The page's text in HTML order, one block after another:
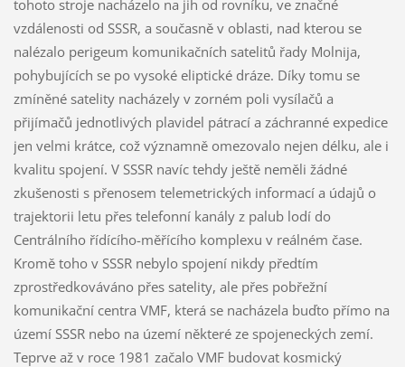
tohoto stroje nacházelo na jih od rovníku, ve značné
vzdálenosti od SSSR, a současně v oblasti, nad kterou se
nalézalo perigeum komunikačních satelitů řady Molnija,
pohybujících se po vysoké eliptické dráze. Díky tomu se
zmíněné satelity nacházely v zorném poli vysílačů a
přijímačů jednotlivých plavidel pátrací a záchranné expedice
jen velmi krátce, což významně omezovalo nejen délku, ale i
kvalitu spojení. V SSSR navíc tehdy ještě neměli žádné
zkušenosti s přenosem telemetrických informací a údajů o
trajektorii letu přes telefonní kanály z palub lodí do
Centrálního řídícího-měřícího komplexu v reálném čase.
Kromě toho v SSSR nebylo spojení nikdy předtím
zprostředkováváno přes satelity, ale přes pobřežní
komunikační centra VMF, která se nacházela buďto přímo na
území SSSR nebo na území některé ze spojeneckých zemí.
Teprve až v roce 1981 začalo VMF budovat kosmický